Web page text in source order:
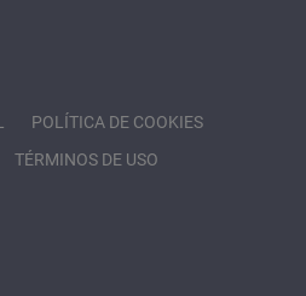
POLÍTICA DE COOKIES
TÉRMINOS DE USO